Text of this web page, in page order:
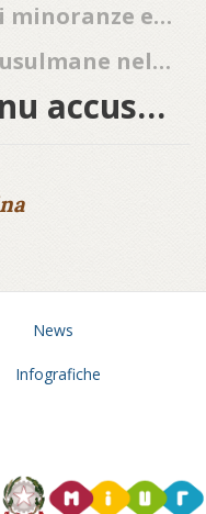
10. Le due principali minoranze etniche musulmane in Cina: gli Hui e gli Uiguri
11. Le minoranze musulmane nel quadro delle relazioni sino-arabe
12. Uiguri: l’Onu accusa Pechino
News
Infografiche